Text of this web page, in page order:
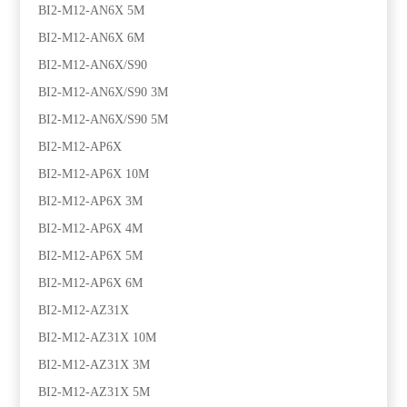
BI2-M12-AN6X 5M
BI2-M12-AN6X 6M
BI2-M12-AN6X/S90
BI2-M12-AN6X/S90 3M
BI2-M12-AN6X/S90 5M
BI2-M12-AP6X
BI2-M12-AP6X 10M
BI2-M12-AP6X 3M
BI2-M12-AP6X 4M
BI2-M12-AP6X 5M
BI2-M12-AP6X 6M
BI2-M12-AZ31X
BI2-M12-AZ31X 10M
BI2-M12-AZ31X 3M
BI2-M12-AZ31X 5M